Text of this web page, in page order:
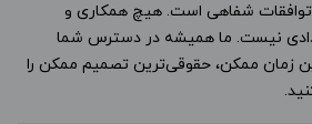
توافقات شفاهی است. هیچ همکاری و
نیست. ما همیشه در دسترس شما
زمان ممکن، حقوقی‌ترین تصمیم ممکن را